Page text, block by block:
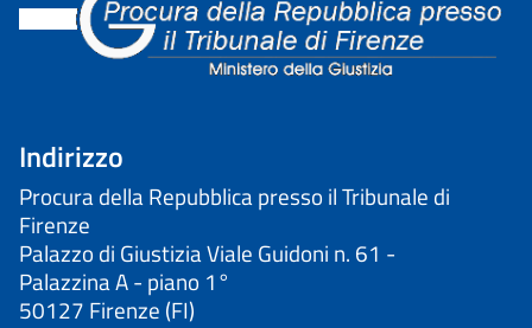
Indirizzo
Procura della Repubblica presso il Tribunale di
Firenze
Palazzo di Giustizia Viale Guidoni n. 61 -
Palazzina A - piano 1°
50127 Firenze (FI)